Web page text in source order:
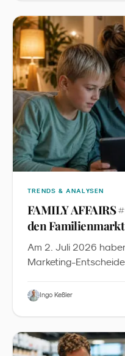
kindgerechten
verbinden.
TRENDS & ANALYSEN
FAMILY AFFAIRS
den
Am 2. Juli 2026
Marketing-
Familienmarketing
YouTube-
Ingo Keßler